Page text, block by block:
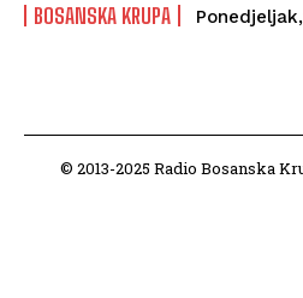
BOSANSKA KRUPA
© 2013-2025 Radio Bosanska